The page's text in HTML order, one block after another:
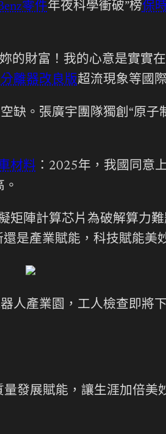
零件年夜科學衝破”榜保
財富！我的心意是實實
離器改良版超流現象等國
缺。張廣宇團隊獨創“原
材料 ：2025年，我國同意
矩陣計算芯片為破解算力
是產業賦能，科技賦能美
人產業園，工人檢查即將
發展賦能，讓生涯加倍美